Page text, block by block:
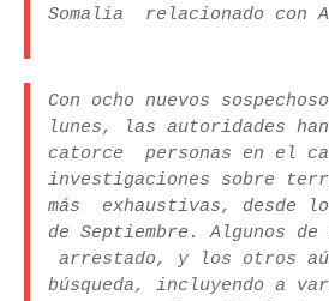
Somalia relacionado con
Con ocho nuevos
lunes, las autoridades
catorce personas en el
investigaciones sobre
más exhaustivas, desde
de Septiembre. Algunos
arrestado, y los otros
búsqueda, incluyendo a